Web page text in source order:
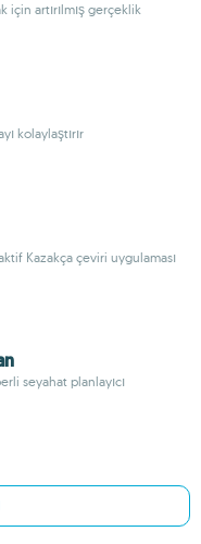
için artırılmış gerçeklik
kolaylaştırır
Kazakça çeviri uygulaması
seyahat planlayıcı